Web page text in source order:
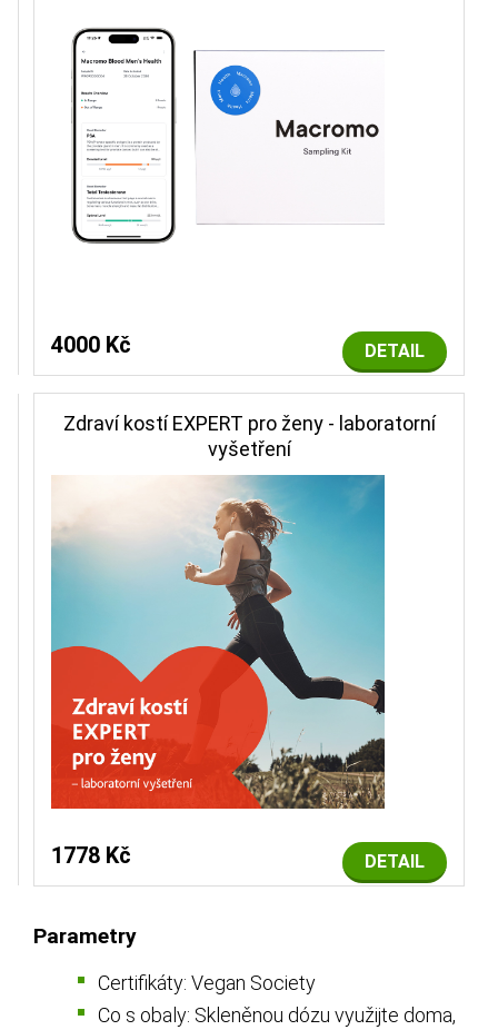
DETAIL
4000 Kč
Zdraví kostí EXPERT pro ženy - laboratorní
vyšetření
DETAIL
1778 Kč
Parametry
Certifikáty: Vegan Society
Co s obaly: Skleněnou dózu využijte doma,